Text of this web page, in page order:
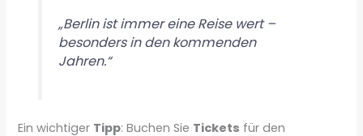
„Berlin ist immer eine Reise wert –
besonders in den kommenden
Jahren.“
Ein wichtiger Tipp: Buchen Sie Tickets für den